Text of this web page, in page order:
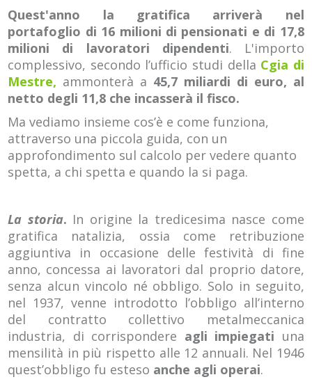
Quest'anno la gratifica arriverà nel
portafoglio di 16 milioni di pensionati e di 17,8
milioni di lavoratori dipendenti. L'importo
complessivo, secondo l’ufficio studi della Cgia di
Mestre, ammonterà a 45,7 miliardi di euro, al
netto degli 11,8 che incasserà il fisco.
Ma vediamo insieme cos’è e come funziona,
attraverso una piccola guida, con un
approfondimento sul calcolo per vedere quanto
spetta, a chi spetta e quando la si paga.
La storia. In origine la tredicesima nasce come
gratifica natalizia, ossia come retribuzione
aggiuntiva in occasione delle festività di fine
anno, concessa ai lavoratori dal proprio datore,
senza alcun vincolo né obbligo. Solo in seguito,
nel 1937, venne introdotto l’obbligo all’interno
del contratto collettivo metalmeccanica
industria, di corrispondere agli impiegati una
mensilità in più rispetto alle 12 annuali. Nel 1946
quest’obbligo fu esteso anche agli operai.